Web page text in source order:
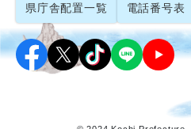
県庁舎配置一覧 電話番号表